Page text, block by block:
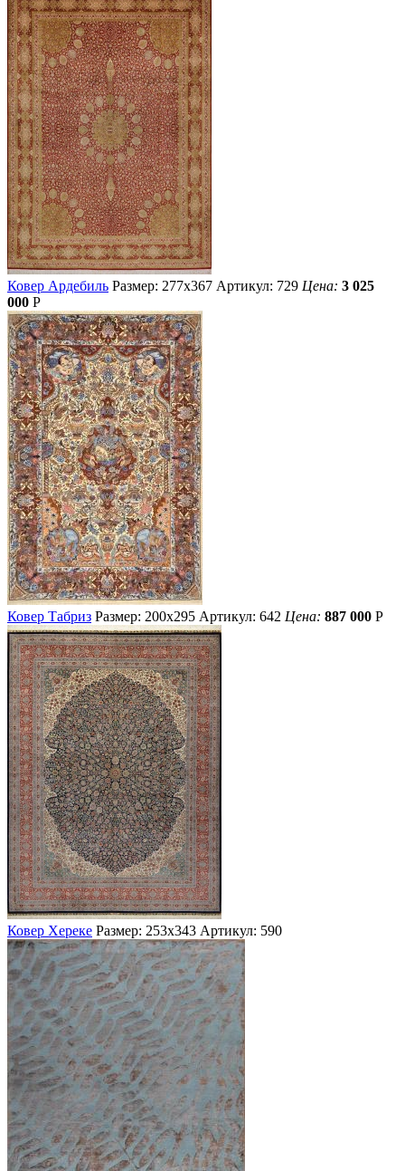
Ковер Ардебиль Размер: 277х367 Артикул: 729 Цена: 3 025
000 Р
Ковер Табриз Размер: 200х295 Артикул: 642 Цена: 887 000 Р
Ковер Хереке Размер: 253х343 Артикул: 590